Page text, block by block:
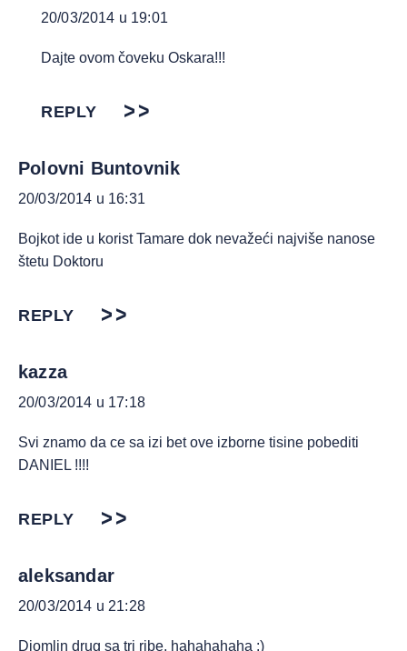
20/03/2014 u 19:01
Dajte ovom čoveku Oskara!!!
REPLY
Polovni Buntovnik
20/03/2014 u 16:31
Bojkot ide u korist Tamare dok nevažeći najviše nanose
štetu Doktoru
REPLY
kazza
20/03/2014 u 17:18
Svi znamo da ce sa izi bet ove izborne tisine pobediti
DANIEL !!!!
REPLY
aleksandar
20/03/2014 u 21:28
Djomlin drug sa tri ribe, hahahahaha :)